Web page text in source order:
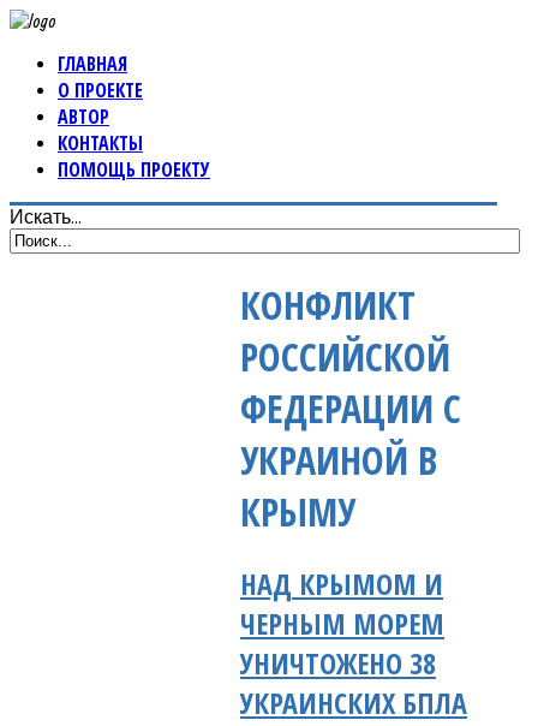
ГЛАВНАЯ
О ПРОЕКТЕ
АВТОР
КОНТАКТЫ
ПОМОЩЬ ПРОЕКТУ
Искать...
КОНФЛИКТ
РОССИЙСКОЙ
ФЕДЕРАЦИИ С
УКРАИНОЙ В
КРЫМУ
НАД КРЫМОМ И
ЧЕРНЫМ МОРЕМ
УНИЧТОЖЕНО 38
УКРАИНСКИХ БПЛА